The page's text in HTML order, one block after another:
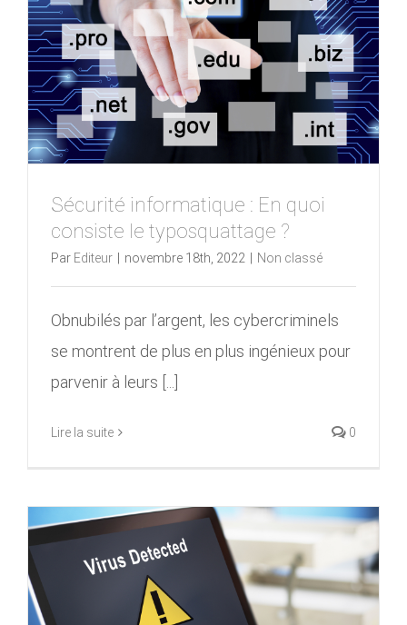
Sécurité informatique : En quoi
consiste le typosquattage ?
Par Editeur novembre 18th, 2022 Non classé
Obnubilés par l’argent, les cybercriminels
se montrent de plus en plus ingénieux pour
parvenir à leurs [...]
Lire la suite 0